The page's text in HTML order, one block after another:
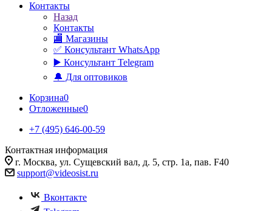
Контакты
Назад
Контакты
🏬 Магазины
✅️ Консультант WhatsApp
▶️ Консультант Telegram
🔔 Для оптовиков
Корзина0
Отложенные0
+7 (495) 646-00-59
Контактная информация
г. Москва, ул. Сущевский вал, д. 5, стр. 1а, пав. F40
support@videosist.ru
Вконтакте